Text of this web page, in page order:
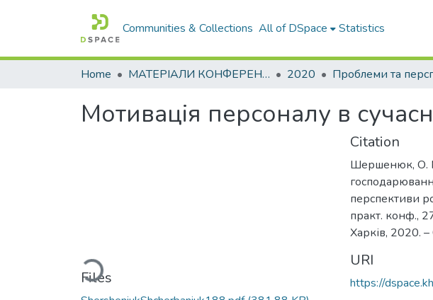
Communities & Collections All of DSpace Statistics
Home МАТЕРІАЛИ КОНФЕРЕНЦІЙ 2020
Мотивація персоналу в
Loading...
Files
Citation
Шершенюк, О.
перспективи
практ. конф.,
Харків, 2020.
URI
https://